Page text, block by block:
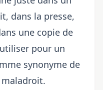
dans la presse,
une copie de
pour un
synonyme de